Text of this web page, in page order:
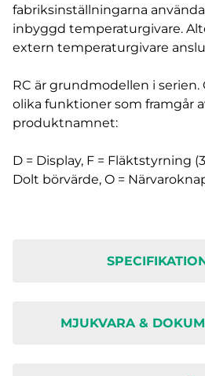
fabriksinställningarna
inbyggd temperaturgivare.
extern temperaturgivare
RC är grundmodellen i
olika funktioner som framgår
produktnamnet:
D = Display, F = Fläktstyrning
Dolt börvärde, O =
MJUKVARA &